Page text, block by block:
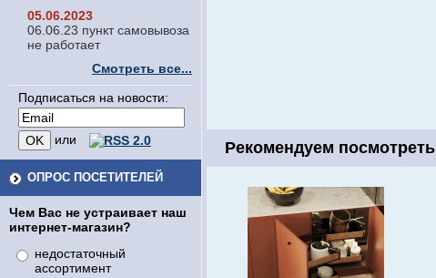
05.06.2023
06.06.23 пункт самовывоза
не работает
Смотреть все...
Подписаться на новости:
или
ОПРОС ПОСЕТИТЕЛЕЙ
Чем Вас не устраивает наш
интернет-магазин?
недостаточный
ассортимент
Рекомендуем посмотреть